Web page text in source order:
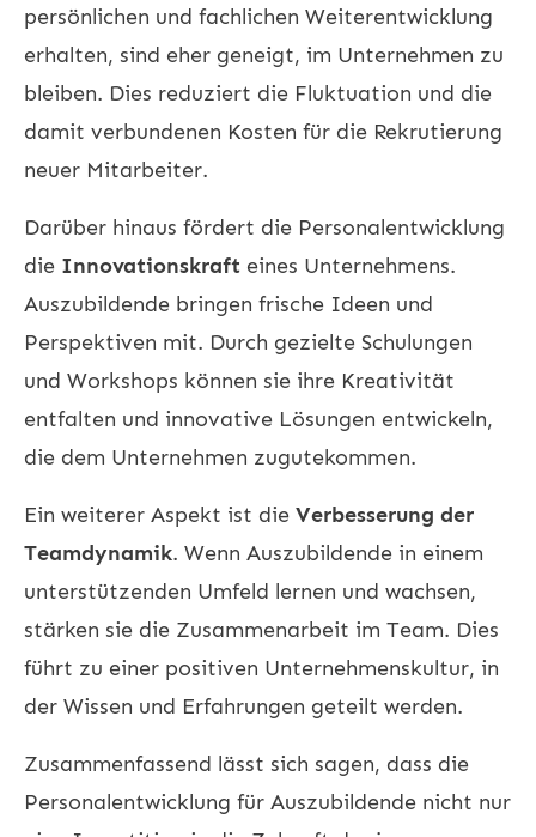
persönlichen und fachlichen Weiterentwicklung
erhalten, sind eher geneigt, im Unternehmen zu
bleiben. Dies reduziert die Fluktuation und die
damit verbundenen Kosten für die Rekrutierung
neuer Mitarbeiter.
Darüber hinaus fördert die Personalentwicklung
die Innovationskraft eines Unternehmens.
Auszubildende bringen frische Ideen und
Perspektiven mit. Durch gezielte Schulungen
und Workshops können sie ihre Kreativität
entfalten und innovative Lösungen entwickeln,
die dem Unternehmen zugutekommen.
Ein weiterer Aspekt ist die Verbesserung der
Teamdynamik. Wenn Auszubildende in einem
unterstützenden Umfeld lernen und wachsen,
stärken sie die Zusammenarbeit im Team. Dies
führt zu einer positiven Unternehmenskultur, in
der Wissen und Erfahrungen geteilt werden.
Zusammenfassend lässt sich sagen, dass die
Personalentwicklung für Auszubildende nicht nur